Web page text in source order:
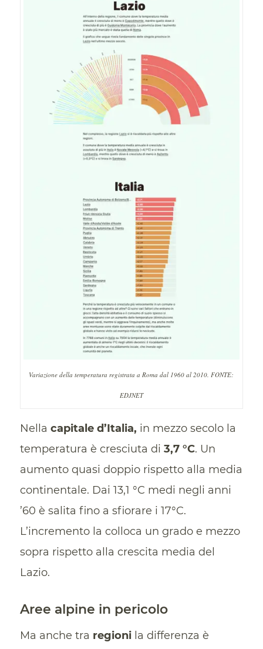
Variazione della temperatura registrata a Roma dal 1960 al 2010. FONTE:
EDJNET
Nella capitale d’Italia, in mezzo secolo la
temperatura è cresciuta di 3,7 °C. Un
aumento quasi doppio rispetto alla media
continentale. Dai 13,1 °C medi negli anni
’60 è salita fino a sfiorare i 17°C.
L’incremento la colloca un grado e mezzo
sopra rispetto alla crescita media del
Lazio.
Aree alpine in pericolo
Ma anche tra regionila differenza è